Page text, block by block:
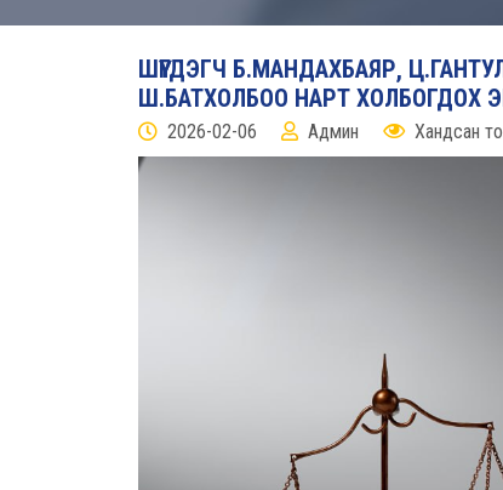
ШҮҮГДЭГЧ Б.МАНДАХБАЯР,
Ш.БАТХОЛБОО НАРТ ХОЛБОГДОХ
2026-02-06 Админ Хандсан